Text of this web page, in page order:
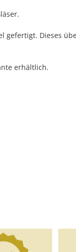
gefertigt. Dieses
erhältlich.